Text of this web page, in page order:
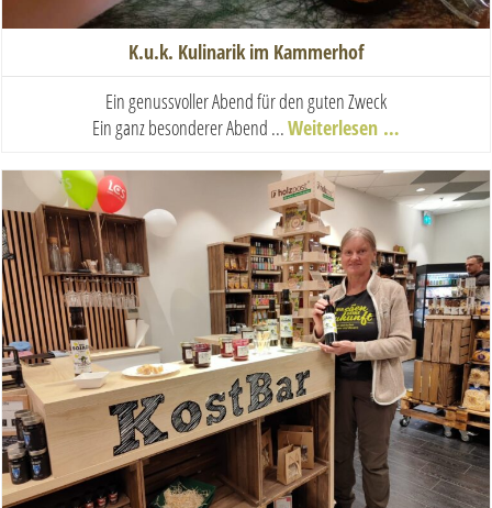
K.u.k. Kulinarik im Kammerhof
Ein genussvoller Abend für den guten Zweck
Ein ganz besonderer Abend ...Weiterlesen …